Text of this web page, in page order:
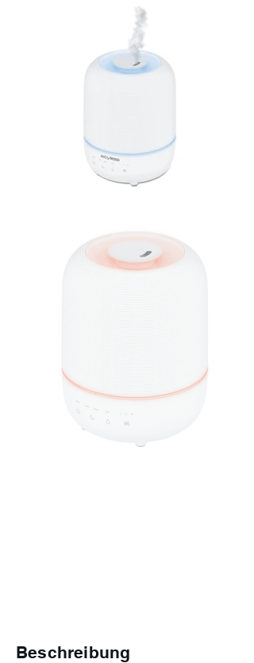
Beschreibung